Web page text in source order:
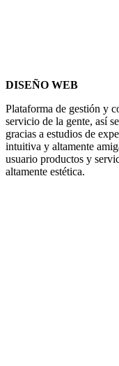
DISEÑO WEB
Plataforma de gestión y
servicio de la gente, así
gracias a estudios de
intuitiva y altamente
usuario productos y
altamente estética.